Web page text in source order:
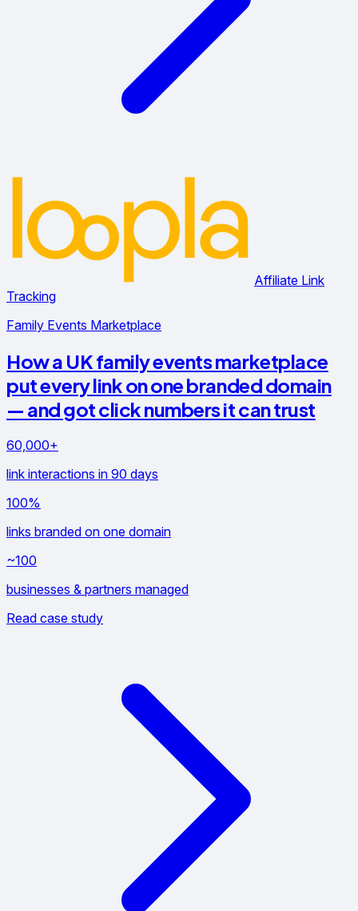
Affiliate Link
Tracking
Family Events Marketplace
How a UK family events marketplace
put every link on one branded domain
— and got click numbers it can trust
60,000+
link interactions in 90 days
100%
links branded on one domain
~100
businesses & partners managed
Read case study